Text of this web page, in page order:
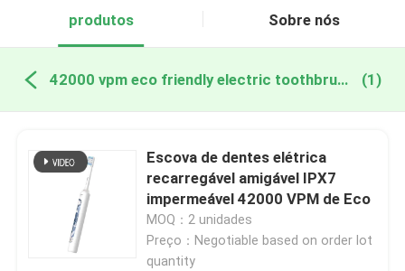
produtos Sobre nós
42000 vpm eco friendly electric toothbrush fabricação online (1)
Escova de dentes elétrica
recarregável amigável IPX7
impermeável 42000 VPM de Eco
MOQ：2 unidades
Preço：Negotiable based on order lot
quantity